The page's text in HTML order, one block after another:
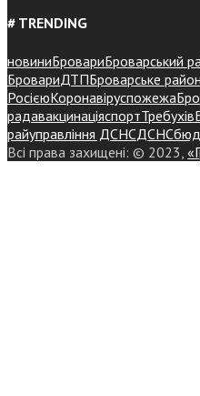
# TRENDING
новиниБровариБроварський
БровариДТПБроварське
РосієюКоронавіруспожежа
радавакцинаціяспортТребухів
райуправління ДСНСДСНС
Всі права захищені: © 2023,